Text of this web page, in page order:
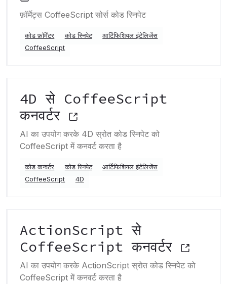
फ़ॉर्मेट्स CoffeeScript सोर्स कोड स्निपेट
कोड फ़ॉर्मेटर कोड स्निपेट
आर्टिफिशियल इंटेलिजेंस
CoffeeScript
4D से CoffeeScript
कनवर्टर
AI का उपयोग करके 4D स्रोत कोड स्निपेट को
CoffeeScript में कनवर्ट करता है
कोड कन्वर्टर कोड स्निपेट
आर्टिफिशियल इंटेलिजेंस
CoffeeScript
4D
ActionScript से
CoffeeScript कनवर्टर
AI का उपयोग करके ActionScript स्रोत कोड स्निपेट को
CoffeeScript में कनवर्ट करता है